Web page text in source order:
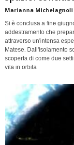
Marianna Michelagnoli
Si è conclusa a fine
addestramento che
attraverso un'intensa
Matese. Dall'isolamento
scoperta di come due
vita in orbita